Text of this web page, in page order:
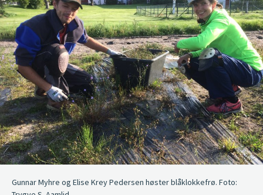
Gunnar Myhre og Elise Krey Pedersen høster blåklokkefrø. Foto: